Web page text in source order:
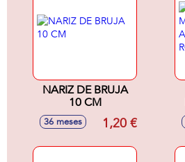
NARIZ DE BRUJA
10 CM
36 meses 1,20 €